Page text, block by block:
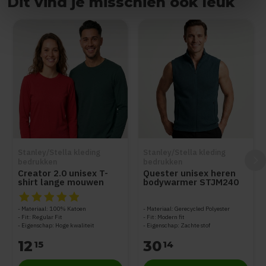
Items van productcarrousel
Creator 2.0 unisex T-
shirt lange mouwen
STTU199
De beoordeling van dit product is
Materiaal: 100% Katoen
Fit: Regular Fit
Eigenschap: Hoge kwaliteit
12 15
Quester unisex heren
bodywarmer STJM240
Materiaal: Gerecycled Polyester
Fit: Modern fit
Eigenschap: Zachte stof
3014